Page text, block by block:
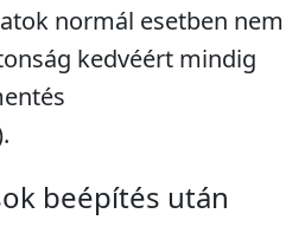
normál esetben nem
kedvéért mindig
beépítés után